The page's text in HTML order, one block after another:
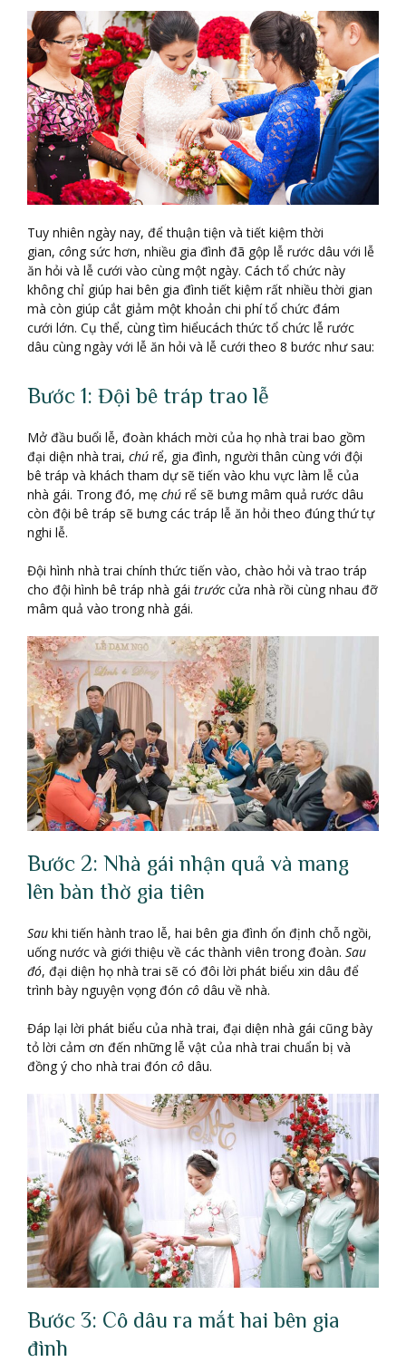
Tuy nhiên ngày nay, để thuận tiện và tiết kiệm thời
gian, công sức hơn, nhiều gia đình đã gộp lễ rước dâu với lễ
ăn hỏi và lễ cưới vào cùng một ngày. Cách tổ chức này
không chỉ giúp hai bên gia đình tiết kiệm rất nhiều thời gian
mà còn giúp cắt giảm một khoản chi phí tổ chức đám
cưới lớn. Cụ thể, cùng tìm hiểucách thức tổ chức lễ rước
dâu cùng ngày với lễ ăn hỏi và lễ cưới theo 8 bước như sau:
Bước 1: Đội bê tráp trao lễ
Mở đầu buổi lễ, đoàn khách mời của họ nhà trai bao gồm
đại diện nhà trai, chú rể, gia đình, người thân cùng với đội
bê tráp và khách tham dự sẽ tiến vào khu vực làm lễ của
nhà gái. Trong đó, mẹ chú rể sẽ bưng mâm quả rước dâu
còn đội bê tráp sẽ bưng các tráp lễ ăn hỏi theo đúng thứ tự
nghi lễ.
Đội hình nhà trai chính thức tiến vào, chào hỏi và trao tráp
cho đội hình bê tráp nhà gái trướccửa nhà rồi cùng nhau đỡ
mâm quả vào trong nhà gái.
Bước 2: Nhà gái nhận quả và mang
lên bàn thờ gia tiên
Sau khi tiến hành trao lễ, hai bên gia đình ổn định chỗ ngồi,
uống nước và giới thiệu về các thành viên trong đoàn. Sau
đó, đại diện họ nhà trai sẽ có đôi lời phát biểu xin dâu để
trình bày nguyện vọng đón cô dâu về nhà.
Đáp lại lời phát biểu của nhà trai, đại diện nhà gái cũng bày
tỏ lời cảm ơn đến những lễ vật của nhà trai chuẩn bị và
đồng ý cho nhà trai đón cô dâu.
Bước 3: Cô dâu ra mắt hai bên gia
đình